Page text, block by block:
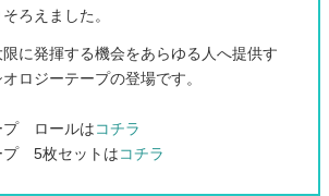
ろえました。
に発揮する機会をあらゆる人へ提供す
ロジーテープの登場です。
プ ロールはコチラ
プ 5枚セットはコチラ